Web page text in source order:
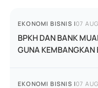
EKONOMI BISNIS |07
BPKH DAN BANK
GUNA KEMBANGKAN
EKONOMI BISNIS |07